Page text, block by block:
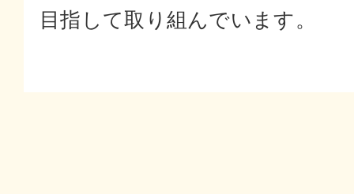
目指して取り組んでいます。